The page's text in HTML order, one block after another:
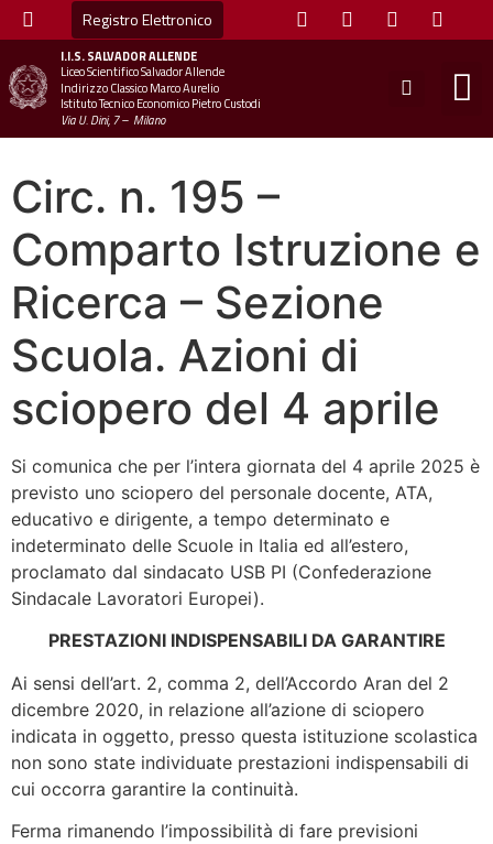
Registro Elettronico
I.I.S.SALVADOR ALLENDE
Liceo Scientifico Salvador Allende
Indirizzo Classico Marco Aurelio
Istituto Tecnico Economico Pietro Custodi
Via U. Dini, 7 – Milano
Circ. n. 195 –
Comparto Istruzione e
Ricerca – Sezione
Scuola. Azioni di
sciopero del 4 aprile
Si comunica che per l’intera giornata del 4 aprile 2025 è
previsto uno sciopero del personale docente, ATA,
educativo e dirigente, a tempo determinato e
indeterminato delle Scuole in Italia ed all’estero,
proclamato dal sindacato USB PI (Confederazione
Sindacale Lavoratori Europei).
PRESTAZIONI INDISPENSABILI DA GARANTIRE
Ai sensi dell’art. 2, comma 2, dell’Accordo Aran del 2
dicembre 2020, in relazione all’azione di sciopero
indicata in oggetto, presso questa istituzione scolastica
non sono state individuate prestazioni indispensabili di
cui occorra garantire la continuità.
Ferma rimanendo l’impossibilità di fare previsioni